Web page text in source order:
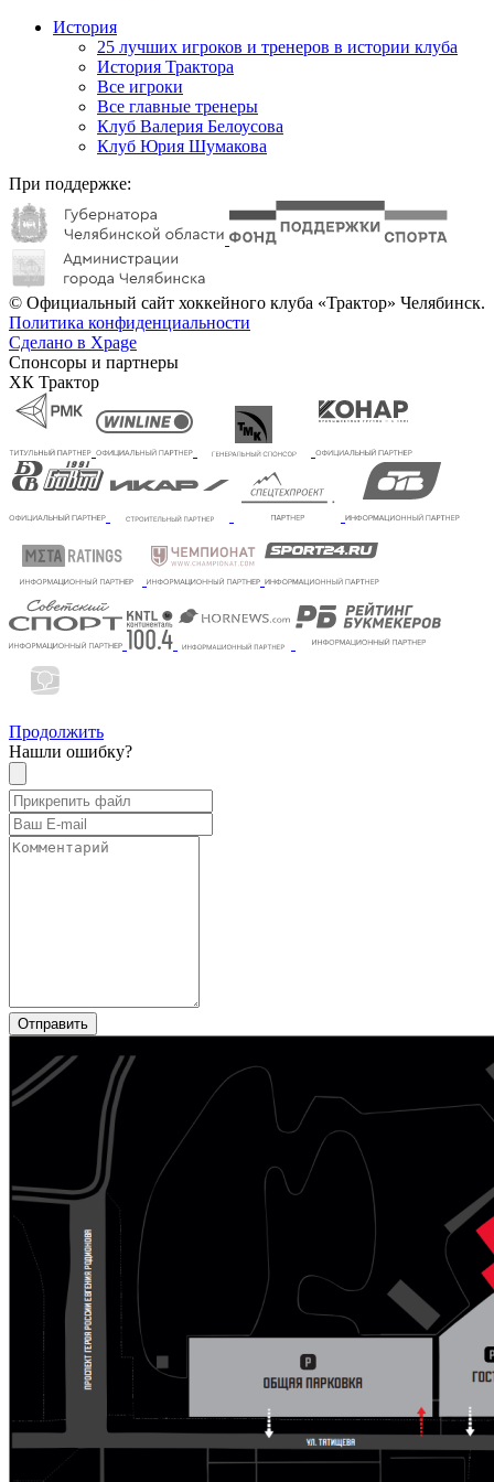
История
25 лучших игроков и тренеров в истории клуба
История Трактора
Все игроки
Все главные тренеры
Клуб Валерия Белоусова
Клуб Юрия Шумакова
При поддержке:
© Официальный сайт хоккейного клуба «Трактор» Челябинск.
Политика конфиденциальности
Сделано в Xpage
Спонсоры и партнеры
ХК Трактор
Продолжить
Нашли ошибку?